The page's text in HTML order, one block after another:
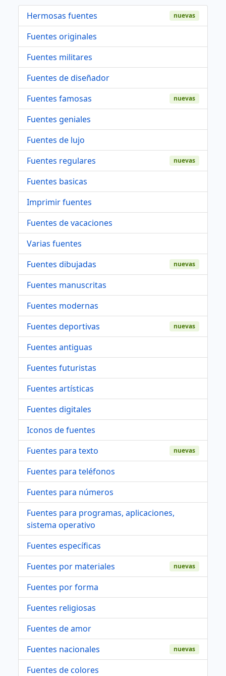
Hermosas fuentes nuevas
Fuentes originales
Fuentes militares
Fuentes de diseñador
Fuentes famosas
nuevas
Fuentes geniales
Fuentes de lujo
Fuentes regulares
nuevas
Fuentes basicas
Imprimir fuentes
Fuentes de vacaciones
Varias fuentes
Fuentes dibujadas
nuevas
Fuentes manuscritas
Fuentes modernas
Fuentes deportivas
nuevas
Fuentes antiguas
Fuentes futuristas
Fuentes artísticas
Fuentes digitales
Iconos de fuentes
Fuentes para texto
nuevas
Fuentes para teléfonos
Fuentes para números
Fuentes para programas, aplicaciones,
sistema operativo
Fuentes específicas
Fuentes por materiales
nuevas
Fuentes por forma
Fuentes religiosas
Fuentes de amor
Fuentes nacionales
nuevas
Fuentes de colores